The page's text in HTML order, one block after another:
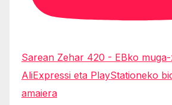
Sarean Zehar 420 - EBko
AliExpressi eta PlayStationeko
amaiera